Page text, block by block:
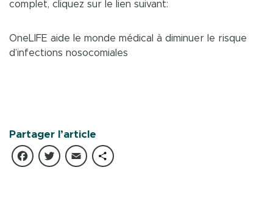
complet, cliquez sur le lien suivant:
OneLIFE aide le monde médical à diminuer le risque
d’infections nosocomiales
Partager l’article
Facebook
Twitter
Email